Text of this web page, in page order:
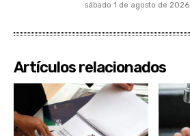
sábado 1 de agosto de 2026
Artículos relacionados